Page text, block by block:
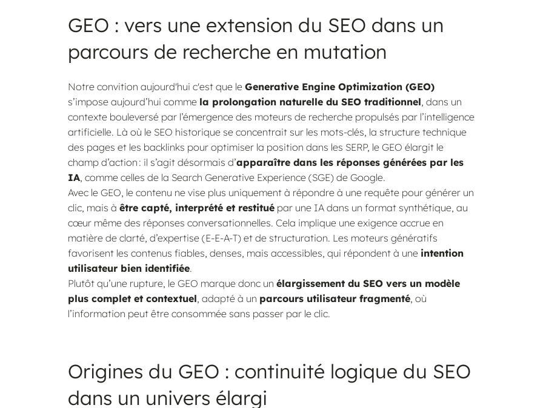
GEO : vers une extension du SEO dans un
parcours de recherche en mutation
Notre convition aujourd'hui c'est que le Generative Engine Optimization (GEO)
s’impose aujourd’hui comme la prolongation naturelle du SEO traditionnel , dans un
contexte bouleversé par l’émergence des moteurs de recherche propulsés par l’intelligence
artificielle. Là où le SEO historique se concentrait sur les mots-clés, la structure technique
des pages et les backlinks pour optimiser la position dans les SERP, le GEO élargit le
champ d’action : il s’agit désormais d’apparaître dans les réponses générées par les
IA , comme celles de la Search Generative Experience (SGE) de Google.
Avec le GEO, le contenu ne vise plus uniquement à répondre à une requête pour générer un
clic, mais à être capté, interprété et restitué par une IA dans un format synthétique, au
cœur même des réponses conversationnelles. Cela implique une exigence accrue en
matière de clarté, d’expertise (E-E-A-T) et de structuration. Les moteurs génératifs
favorisent les contenus fiables, denses, mais accessibles, qui répondent à une intention
utilisateur bien identifiée.
Plutôt qu’une rupture, le GEO marque donc un élargissement du SEO vers un modèle
plus complet et contextuel , adapté à un parcours utilisateur fragmenté , où
l’information peut être consommée sans passer par le clic.
Origines du GEO : continuité logique du SEO
dans un univers élargi